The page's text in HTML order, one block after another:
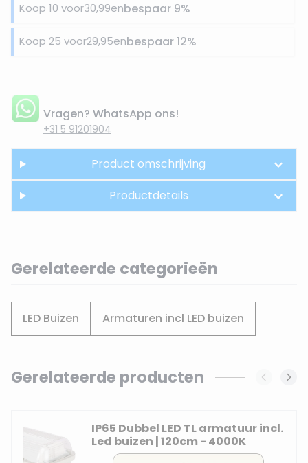
Koop 10 voor30,99enbespaar 9%
Koop 25 voor29,95enbespaar12%
Vragen? WhatsApp ons!
+31 5 91201904
Product omschrijving
Productdetails
Gerelateerde categorieën
LED Buizen Armaturen incl LED buizen
Navigating through the elements of the carousel is
Press to skip carousel
Gerelateerde producten
IP65 Dubbel LED TL armatuur incl.
Led buizen | 120cm - 4000K